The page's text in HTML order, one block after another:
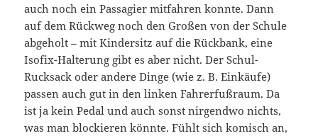
auch noch ein Passagier mitfahren konnte. Dann
auf dem Rückweg noch den Großen von der Schule
abgeholt – mit Kindersitz auf die Rückbank, eine
Isofix-Halterung gibt es aber nicht. Der Schul-
Rucksack oder andere Dinge (wie z. B. Einkäufe)
passen auch gut in den linken Fahrerfußraum. Da
ist ja kein Pedal und auch sonst nirgendwo nichts,
was man blockieren könnte. Fühlt sich komisch an,